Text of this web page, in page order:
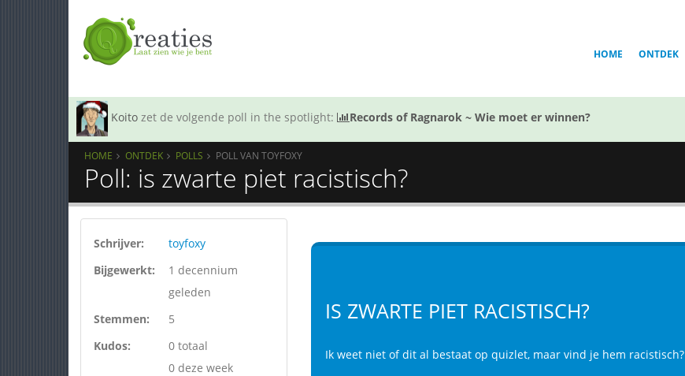
HOME ONTDEK
Koito zet de volgende poll in the spotlight: Records of Ragnarok ~ Wie moet er winnen?
HOME ONTDEK POLLS POLL VAN TOYFOXY
Poll: is zwarte piet racistisch?
Schrijver:
toyfoxy
Bijgewerkt:
1 decennium
geleden
Stemmen:
5
Kudos:
0 totaal
0 deze week
IS ZWARTE PIET RACISTISCH?
Ik weet niet of dit al bestaat op quizlet, maar vind je hem racistisch?